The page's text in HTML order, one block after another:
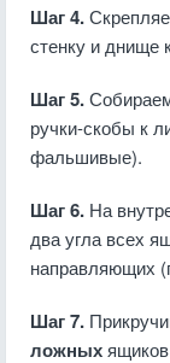
Шаг 4.
стенку и днище
Шаг 5.
ручки-скобы к
фальшивые).
Шаг 6. На
два угла всех
направляющих
Шаг 7.
ложных